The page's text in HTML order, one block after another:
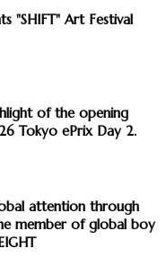
"SHIFT" Art Festival
of the opening
Tokyo ePrix Day 2.
attention through
member of global boy